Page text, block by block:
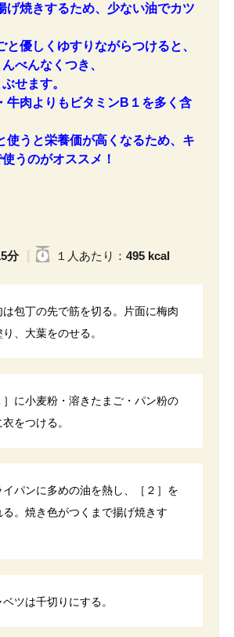
げ焼きするため、少ない油でカツ
と優しくゆすりながらつけると、
べんなくつき、
せます。
牛肉よりもビタミンB１を多く含
使うと栄養価が高くなるため、キ
うのがオススメ！
分 １人 あたり ： 495 kcal
は包丁の先で筋を切る。片面に梅肉
り、大葉をのせる。
］に小麦粉・溶きたまご・パン粉の
をつける。
イパンに多めの油を熱し、［２］を
る。焼き色がつくまで揚げ焼きす
ベツは千切りにする。